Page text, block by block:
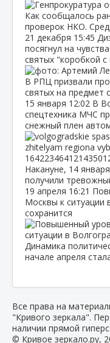
Как сообщалось
проверок НКО.
21 декабря 15:45
посягнул на
святых "коробкой
В РПЦ призвали
святых на предмет
15 января 12:02 В
спецтехника МЧС
снежный плен
Накануне, 14
получили
19 апреля 16:21
Москвы к ситуации
сохранится
Динамика
начале апреля
Все права на
"Кривого зеркала".
наличии прямой
© Кривое зеркало.ру,